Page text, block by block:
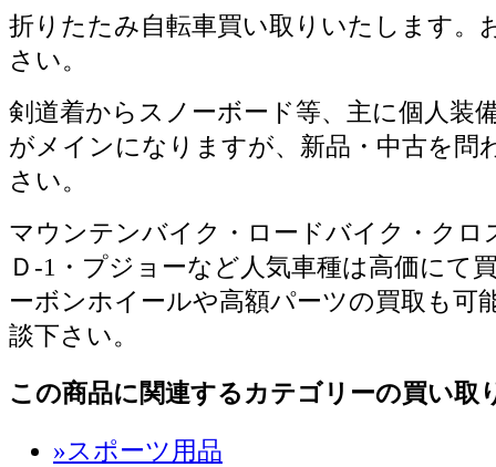
折りたたみ自転車買い取りいたします。
さい。
剣道着からスノーボード等、主に個人装
がメインになりますが、新品・中古を問
さい。
マウンテンバイク・ロードバイク・クロ
Ｄ-1・プジョーなど人気車種は高価にて
ーボンホイールや高額パーツの買取も可
談下さい。
この商品に関連するカテゴリーの買い取
»スポーツ用品